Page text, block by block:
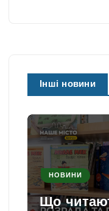
Інші новини
НОВИНИ
Що